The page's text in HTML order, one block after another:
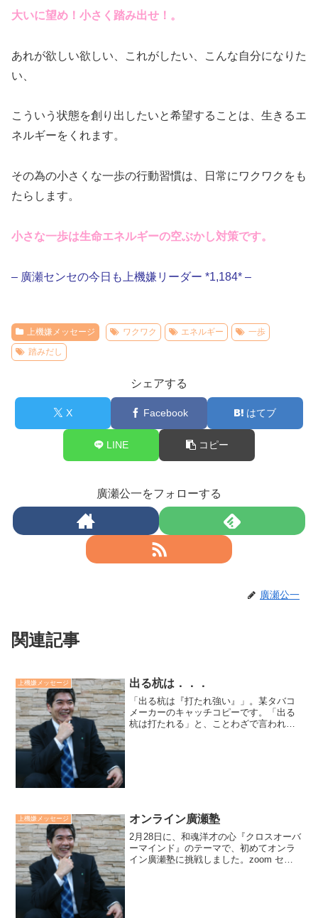
大いに望め！小さく踏み出せ！。
あれが欲しい欲しい、これがしたい、こんな自分になりた
い、
こういう状態を創り出したいと希望することは、生きるエ
ネルギーをくれます。
その為の小さくな一歩の行動習慣は、日常にワクワクをも
たらします。
小さな一歩は生命エネルギーの空ぶかし対策です。
– 廣瀬センセの今日も上機嫌リーダー *1,184* –
上機嫌メッセージ ワクワク エネルギー
一歩
踏みだし
シェアする
X Facebook はてブ
LINE コピー
廣瀬公一をフォローする
廣瀬公一
関連記事
上機嫌メッセージ 出る杭は．．．
「出る杭は『打たれ強い』」。某タバコ
メーカーのキャッチコピーです。「出る
杭は打たれる」と、ことわざで言われて
上機嫌メッセージ オンライン廣瀬塾
2月28日に、和魂洋才の心『クロスオーバ
ーマインド』のテーマで、初めてオンラ
イン廣瀬塾に挑戦しました。zoom セミ